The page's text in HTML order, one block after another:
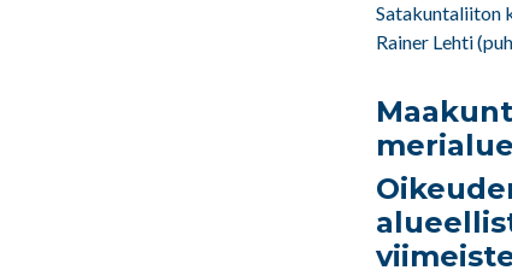
Satakuntaliiton
Rainer Lehti